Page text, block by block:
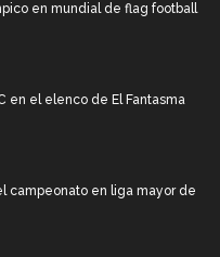
en mundial de flag football
en el elenco de El Fantasma
campeonato en liga mayor de